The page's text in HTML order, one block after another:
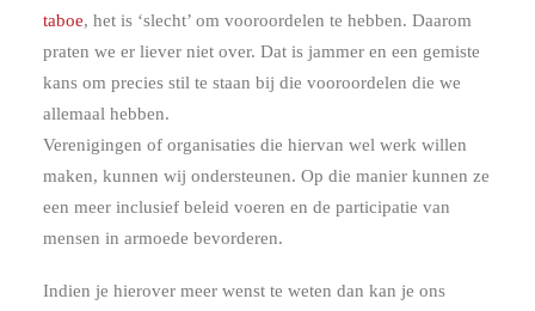
taboe, het is ‘slecht’ om vooroordelen te hebben. Daarom
praten we er liever niet over. Dat is jammer en een gemiste
kans om precies stil te staan bij die vooroordelen die we
allemaal hebben.
Verenigingen of organisaties die hiervan wel werk willen
maken, kunnen wij ondersteunen. Op die manier kunnen ze
een meer inclusief beleid voeren en de participatie van
mensen in armoede bevorderen.
Indien je hierover meer wenst te weten dan kan je ons